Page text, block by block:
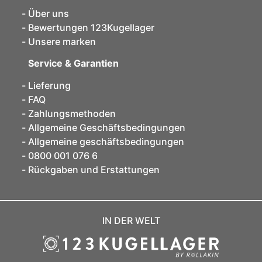
Über uns
Bewertungen 123Kugellager
Unsere marken
Service & Garantien
Lieferung
FAQ
Zahlungsmethoden
Allgemeine Geschäftsbedingungen
Allgemeine geschäftsbedingungen
0800 001 076 6
Rückgaben und Erstattungen
IN DER WELT